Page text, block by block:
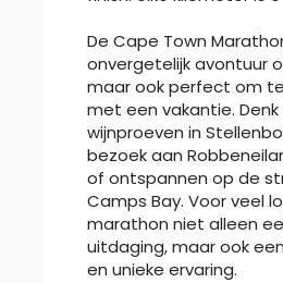
De Cape Town
onvergetelijk avontuur
maar ook perfect om
met een vakantie. Denk
wijnproeven in
bezoek aan
of ontspannen op de
Camps Bay. Voor veel
marathon niet alleen
uitdaging, maar ook
en unieke ervaring.